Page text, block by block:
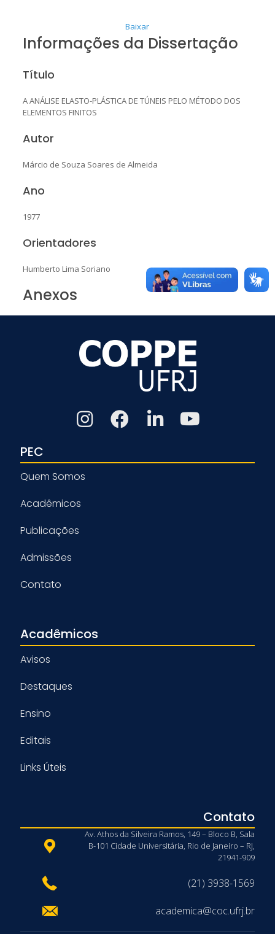
Baixar
Informações da Dissertação
Título
A ANÁLISE ELASTO-PLÁSTICA DE TÚNEIS PELO MÉTODO DOS
ELEMENTOS FINITOS
Autor
Márcio de Souza Soares de Almeida
Ano
1977
Orientadores
Humberto Lima Soriano
Anexos
PEC
Quem Somos
Acadêmicos
Publicações
Admissões
Contato
Acadêmicos
Avisos
Destaques
Ensino
Editais
Links Úteis
Contato
Av. Athos da Silveira Ramos, 149 – Bloco B, Sala
B-101 Cidade Universitária, Rio de Janeiro – RJ,
21941-909
(21) 3938-1569
academica@coc.ufrj.br